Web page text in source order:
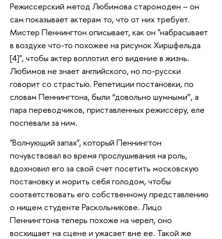
Режиссерский метод Любимова старомоден – он
сам показывает актерам то, что от них требует.
Мистер Пеннингтон описывает, как он "набрасывает
в воздухе что-то похожее на рисунок Хиршфельда
[4]", чтобы актер воплотил его видение в жизнь.
Любимов не знает английского, но по-русски
говорит со страстью. Репетиции постановки, по
словам Пеннингтона, были “довольно шумными”, а
пара переводчиков, приставленных режиссеру, еле
поспевали за ним.
"Волнующий запах", который Пеннингтон
почувствовал во время прослушивания на роль,
вдохновил его за свой счет посетить московскую
постановку и морить себя голодом, чтобы
соответствовать его собственному представлению
о нищем студенте Раскольникове. Лицо
Пеннингтона теперь похоже на череп, оно
восхищает на сцене и ужасает вне ее. Такой же